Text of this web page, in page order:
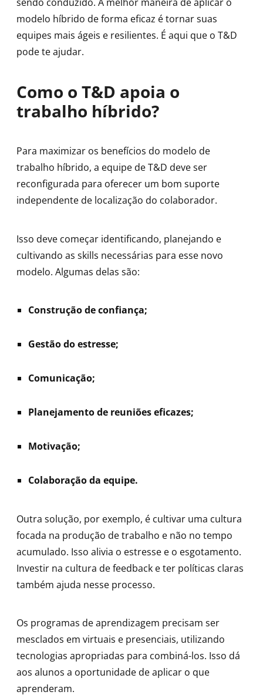
modelo híbrido de forma eficaz é tornar suas
equipes mais ágeis e resilientes. É aqui que o T&D
pode te ajudar.
Como o T&D apoia o
trabalho híbrido?
Para maximizar os benefícios do modelo de
trabalho híbrido, a equipe de T&D deve ser
reconfigurada para oferecer um bom suporte
independente de localização do colaborador.
Isso deve começar identificando, planejando e
cultivando as skills necessárias para esse novo
modelo. Algumas delas são:
Construção de confiança;
Gestão do estresse;
Comunicação;
Planejamento de reuniões eficazes;
Motivação;
Colaboração da equipe.
Outra solução, por exemplo, é cultivar uma cultura
focada na produção de trabalho e não no tempo
acumulado. Isso alivia o estresse e o esgotamento.
Investir na cultura de feedback e ter políticas claras
também ajuda nesse processo.
Os programas de aprendizagem precisam ser
mesclados em virtuais e presenciais, utilizando
tecnologias apropriadas para combiná-los. Isso dá
aos alunos a oportunidade de aplicar o que
aprenderam.